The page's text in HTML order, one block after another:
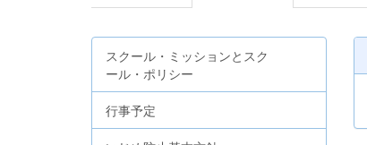
スクール・ミッションとスク
ール・ポリシー
行事予定